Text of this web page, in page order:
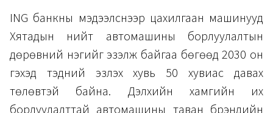
ING банкны мэдээлснээр цахилгаан машинууд
Хятадын нийт автомашины борлуулалтын
дөрөвний нэгийг эзэлж байгаа бөгөөд 2030 он
гэхэд тэдний эзлэх хувь 50 хувиас давах
төлөвтэй байна. Дэлхийн хамгийн их